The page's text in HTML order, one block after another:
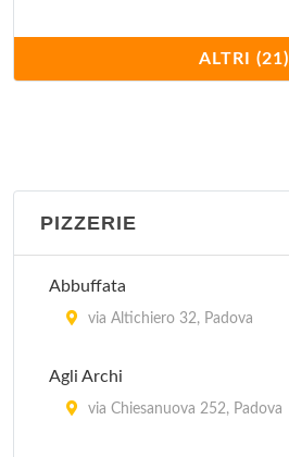
Antica Trattoria al Bosco
via Valmarana 13, Saonara
Antica Trattoria dei Paccagnella
Cantina del Gufo
Da Linda
ALTRI (21)
PIZZERIE
Abbuffata
via Altichiero 32, Padova
Agli Archi
via Chiesanuova 252, Padova